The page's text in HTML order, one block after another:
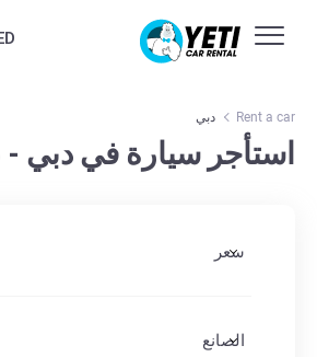
Rent a car دبي
استأجر سيارة في دبي -
سعر
الصانع